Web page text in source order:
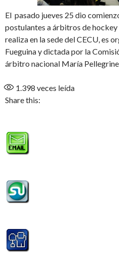
El pasado jueves 25 dio
postulantes a árbitros de hockey
realiza en la sede del CECU, es
Fueguina y dictada por la
árbitro nacional María
1.398 veces leída
Share this: